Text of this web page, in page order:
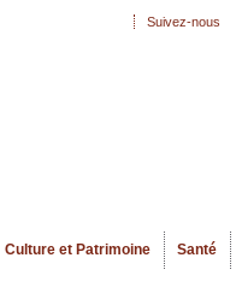
Culture et Patrimoine Santé
Suivez-nous